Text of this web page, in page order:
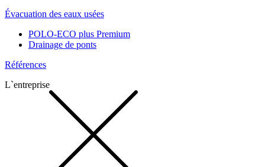
Évacuation des eaux usées
POLO-ECO plus Premium
Drainage de ponts
Références
L`entreprise